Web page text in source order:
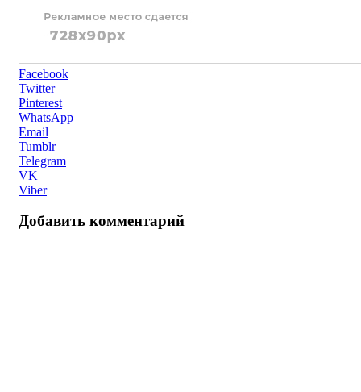
Facebook
Twitter
Pinterest
WhatsApp
Email
Tumblr
Telegram
VK
Viber
Добавить комментарий